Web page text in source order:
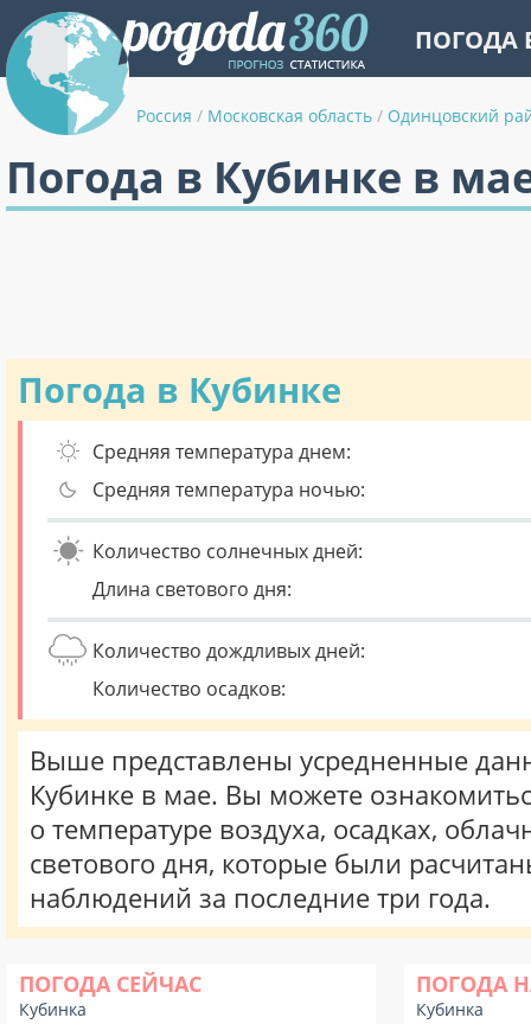
ПОГОДА
Россия / Московская область / Одинцовский
Погода в Кубинке в
Погода в Кубинке
Средняя температура днем:
Средняя температура ночью:
Количество солнечных дней:
Длина светового дня:
Количество дождливых дней:
Количество осадков:
Выше представлены усредненные
Кубинке в мае. Вы можете
о температуре воздуха, осадках,
светового дня, которые были
наблюдений за последние три года.
ПОГОДА СЕЙЧАС
Кубинка
ПОГОДА
Кубинка